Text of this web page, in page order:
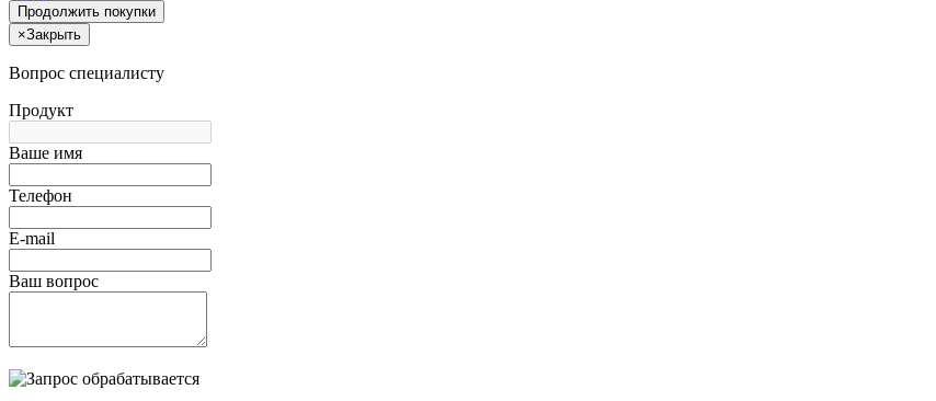
Продолжить покупки
×Закрыть
Вопрос специалисту
Продукт
Ваше имя
Телефон
E-mail
Ваш вопрос